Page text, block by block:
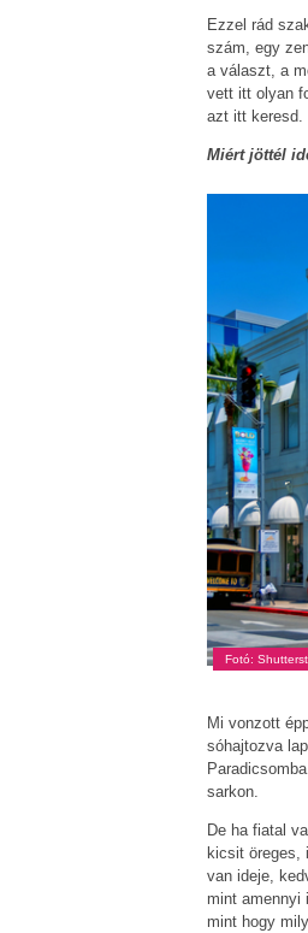
Ezzel rád
szám, egy
a választ, a
vett itt olyan
azt itt keresd.
Miért jöttél
Fotó:
Mi vonzott
sóhajtozva
sarkon.
De ha fiatal
kicsit öreges,
van ideje,
mint amennyi
mint hogy